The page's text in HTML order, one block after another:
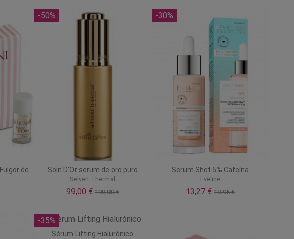
de
-50%
Soin D'Or serum de oro puro
Selvert Thermal
99,00 € 198,00 €
-30%
Serum Shot 5% Cafeína
Eveline
13,27 €18,95 €
-35%
Sérum Lifting Hialurónico